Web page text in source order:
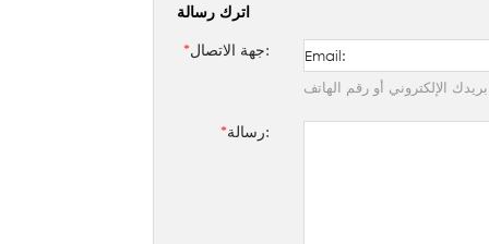
اترك رسالة
*
جهة الاتصال:
الإلكتروني أو رقم الهاتف
* رسالة: